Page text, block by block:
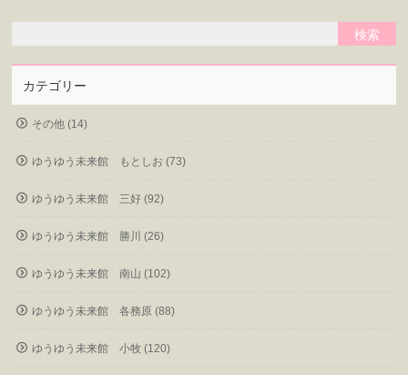
カテゴリー
その他 (14)
ゆうゆう未来館 もとしお (73)
ゆうゆう未来館 三好 (92)
ゆうゆう未来館 勝川 (26)
ゆうゆう未来館 南山 (102)
ゆうゆう未来館 各務原 (88)
ゆうゆう未来館 小牧 (120)